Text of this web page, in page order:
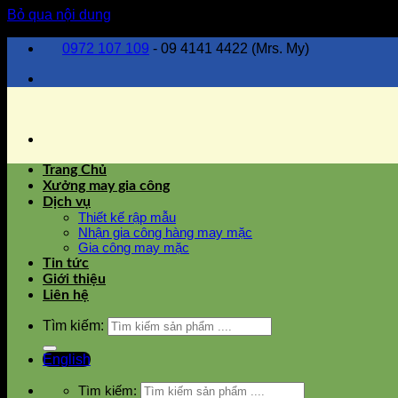
Bỏ qua nội dung
0972 107 109 - 09 4141 4422 (Mrs. My)
Trang Chủ
Xưởng may gia công
Dịch vụ
Thiết kế rập mẫu
Nhận gia công hàng may mặc
Gia công may mặc
Tin tức
Giới thiệu
Liên hệ
Tìm kiếm:
English
Tìm kiếm: